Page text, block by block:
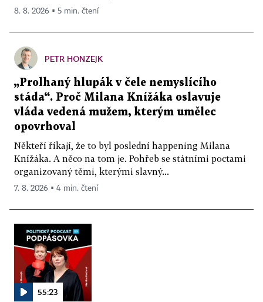
8. 8. 2026 ▪ 5 min. čtení
PETR HONZEJK
„Prolhaný hlupák v čele nemyslícího
stáda“. Proč Milana Knížáka oslavuje
vláda vedená mužem, kterým umělec
opovrhoval
Někteří říkají, že to byl poslední happening Milana
Knížáka. A něco na tom je. Pohřeb se státními poctami
organizovaný těmi, kterými slavný...
7. 8. 2026 ▪ 4 min. čtení
55:23